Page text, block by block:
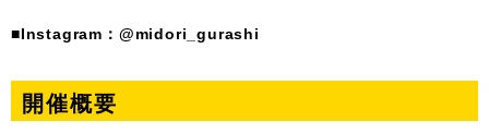
■Instagram：@midori_gurashi
開催概要